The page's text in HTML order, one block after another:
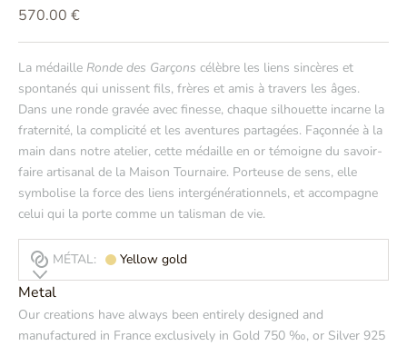
Prix de vente
570.00 €
La médaille Ronde des Garçons célèbre les liens sincères et
spontanés qui unissent fils, frères et amis à travers les âges.
Dans une ronde gravée avec finesse, chaque silhouette incarne la
fraternité, la complicité et les aventures partagées. Façonnée à la
main dans notre atelier, cette médaille en or témoigne du savoir-
faire artisanal de la Maison Tournaire. Porteuse de sens, elle
symbolise la force des liens intergénérationnels, et accompagne
celui qui la porte comme un talisman de vie.
MÉTAL: Yellow gold
Metal
Our creations have always been entirely designed and
manufactured in France exclusively in Gold 750 ‰, or Silver 925